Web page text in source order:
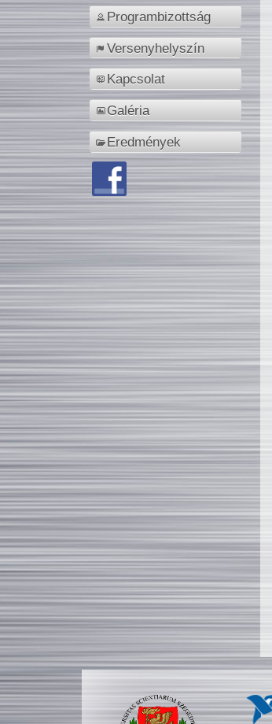
Programbizottság
Versenyhelyszín
Kapcsolat
Galéria
Eredmények